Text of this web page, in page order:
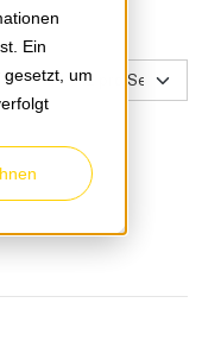
Ein
um